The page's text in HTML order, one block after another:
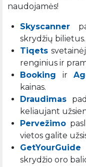
naudojamės!
Skyscanner
skrydžių bilietus.
Tiqets
renginius ir
Booking ir
kainas.
Draudimas
keliaujant
Pervežimo
vietos galite
GetYourGuide
skrydžio oro